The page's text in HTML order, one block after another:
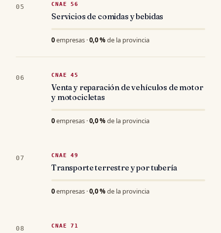
05 CNAE 56
Servicios de comidas y bebidas
0empresas ·0,0 %de la provincia
06 CNAE 45
Venta y reparación de vehículos de motor
y motocicletas
0empresas ·0,0 %de la provincia
07 CNAE 49
Transporte terrestre y por tubería
0empresas ·0,0 %de la provincia
08 CNAE 71